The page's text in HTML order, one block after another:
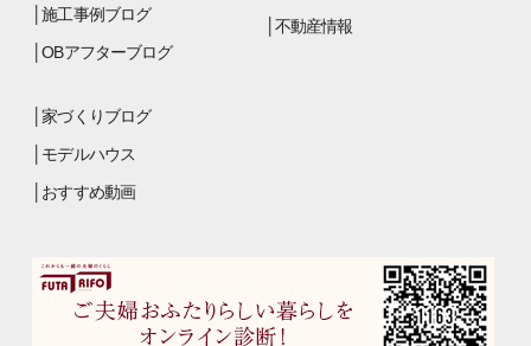
施工事例ブログ
OBアフターブログ
家づくりブログ
モデルハウス
おすすめ動画
不動産情報